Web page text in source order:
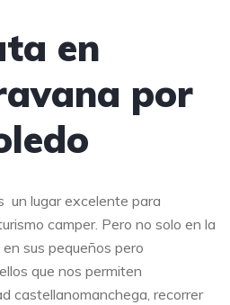
en
por
un lugar excelente para
camper. Pero no solo en la
sus pequeños pero
que nos permiten
castellanomanchega, recorrer